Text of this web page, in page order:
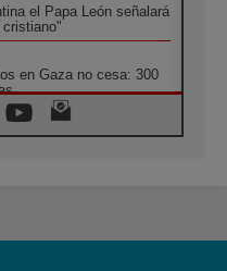
el Papa León señalará
en Gaza no cesa: 300
el mundo, solo la